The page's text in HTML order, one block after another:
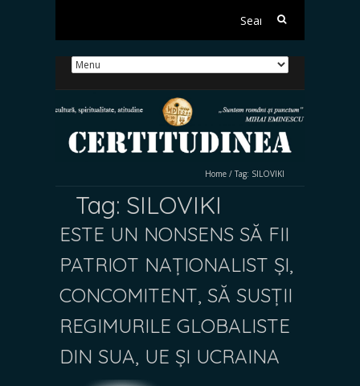
Search
Home / Tag: SILOVIKI
Tag: SILOVIKI
ESTE UN NONSENS SĂ FII
PATRIOT NAȚIONALIST ȘI,
CONCOMITENT, SĂ SUSȚII
REGIMURILE GLOBALISTE
DIN SUA, UE ȘI UCRAINA